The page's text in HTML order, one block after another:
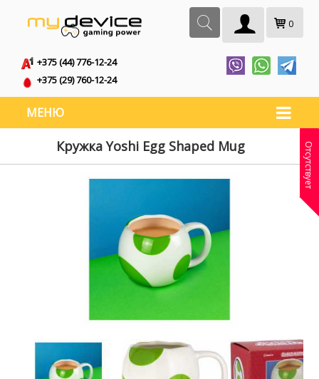
0
+375 (44) 776-12-24
+375 (29) 760-12-24
МЕНЮ
Кружка Yoshi Egg Shaped Mug Отсутствует